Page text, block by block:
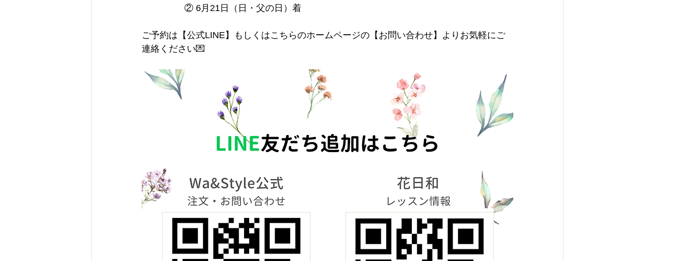
② 6月21日（日・父の日）着
ご予約は【公式LINE】もしくはこちらのホームページの【お問い合わせ】よりお気軽にご
連絡ください💌